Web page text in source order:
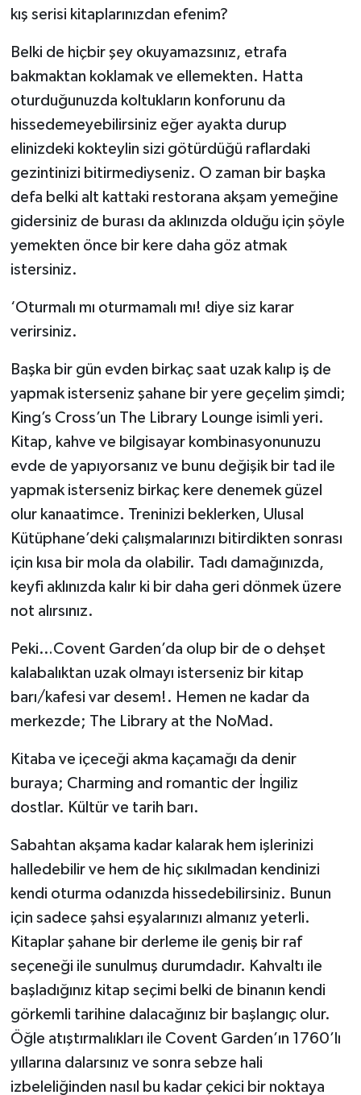
kış serisi kitaplarınızdan efenim?
Belki de hiçbir şey okuyamazsınız, etrafa
bakmaktan koklamak ve ellemekten. Hatta
oturduğunuzda koltukların konforunu da
hissedemeyebilirsiniz eğer ayakta durup
elinizdeki kokteylin sizi götürdüğü raflardaki
gezintinizi bitirmediyseniz. O zaman bir başka
defa belki alt kattaki restorana akşam yemeğine
gidersiniz de burası da aklınızda olduğu için şöyle
yemekten önce bir kere daha göz atmak
istersiniz.
‘Oturmalı mı oturmamalı mı! diye siz karar
verirsiniz.
Başka bir gün evden birkaç saat uzak kalıp iş de
yapmak isterseniz şahane bir yere geçelim şimdi;
King’s Cross’un The Library Lounge isimli yeri.
Kitap, kahve ve bilgisayar kombinasyonunuzu
evde de yapıyorsanız ve bunu değişik bir tad ile
yapmak isterseniz birkaç kere denemek güzel
olur kanaatimce. Treninizi beklerken, Ulusal
Kütüphane’deki çalışmalarınızı bitirdikten sonrası
için kısa bir mola da olabilir. Tadı damağınızda,
keyfi aklınızda kalır ki bir daha geri dönmek üzere
not alırsınız.
Peki…Covent Garden’da olup bir de o dehşet
kalabalıktan uzak olmayı isterseniz bir kitap
barı/kafesi var desem!. Hemen ne kadar da
merkezde; The Library at the NoMad.
Kitaba ve içeceği akma kaçamağı da denir
buraya; Charming and romantic der İngiliz
dostlar. Kültür ve tarih barı.
Sabahtan akşama kadar kalarak hem işlerinizi
halledebilir ve hem de hiç sıkılmadan kendinizi
kendi oturma odanızda hissedebilirsiniz. Bunun
için sadece şahsi eşyalarınızı almanız yeterli.
Kitaplar şahane bir derleme ile geniş bir raf
seçeneği ile sunulmuş durumdadır. Kahvaltı ile
başladığınız kitap seçimi belki de binanın kendi
görkemli tarihine dalacağınız bir başlangıç olur.
Öğle atıştırmalıkları ile Covent Garden’ın 1760’lı
yıllarına dalarsınız ve sonra sebze hali
izbeleliğinden nasıl bu kadar çekici bir noktaya